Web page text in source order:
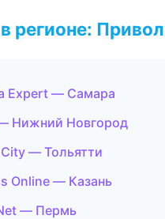
регионе:
Expert — Самара
Нижний Новгород
— Тольятти
Online — Казань
— Пермь